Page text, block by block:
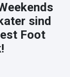
sind
Foot